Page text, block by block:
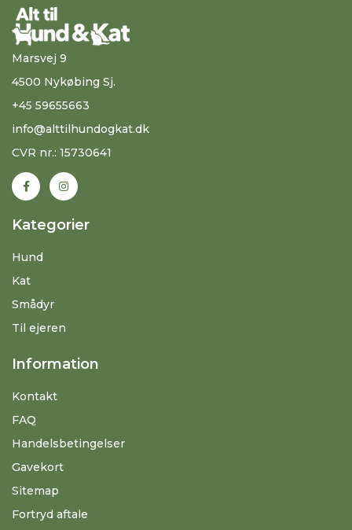
Marsvej 9
4500 Nykøbing Sj.
+45 59655663
info@alttilhundogkat.dk
CVR nr.: 15730641
Kategorier
Hund
Kat
Smådyr
Til ejeren
Information
Kontakt
FAQ
Handelsbetingelser
Gavekort
Sitemap
Fortryd aftale